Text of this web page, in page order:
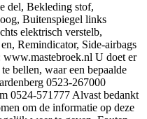
del, Bekleding stof,
Buitenspiegel links
elektrisch verstelb,
Remindicator, Side-airbags
www.mastebroek.nl U doet er
bellen, waar een bepaalde
0523-267000
0524-571777 Alvast bedankt
om de informatie op deze